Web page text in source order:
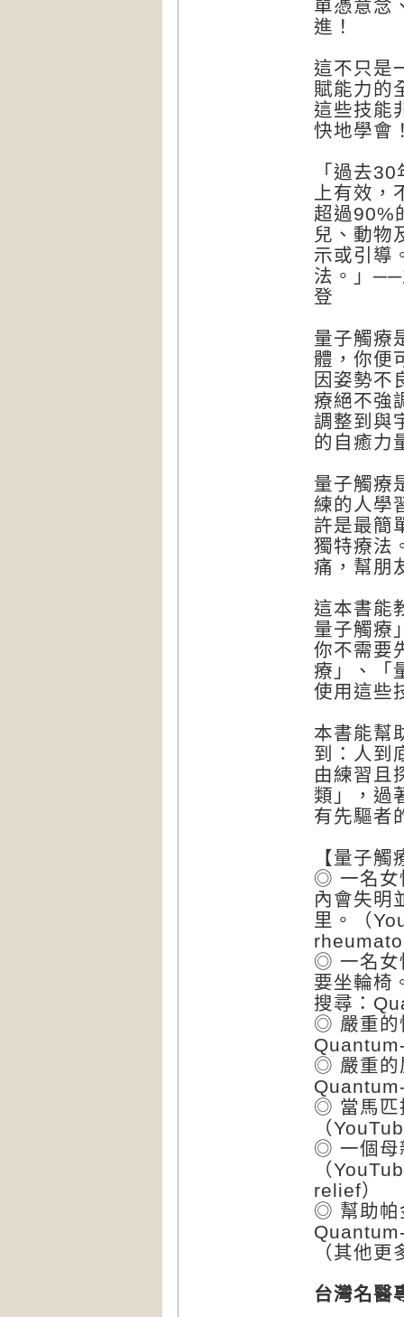
單憑意念
進！
這不只是
賦能力的
這些技能
快地學會
「過去
上有效
超過90%
兒、動物
示或引導
法。」──
登
量子觸療
體，你便
因姿勢不
療絕不強
調整到與
的自癒力
量子觸療
練的人學
許是最簡
獨特療法
痛，幫朋
這本書能
量子觸療
你不需要
療」、「
使用這些
本書能幫
到：人到
由練習且
類」，過
有先驅者
【量子
◎ 一名女
內會失明
里。（
◎ 一名女
要坐輪椅
搜尋：
◎ 嚴重的
◎ 嚴重的
◎ 當馬匹
（
◎ 一個母
（
relief）
◎ 幫助帕
（其他
台灣名醫